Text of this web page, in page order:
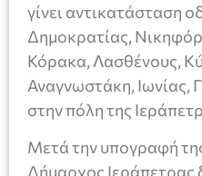
γίνει αντικατάσταση
Δημοκρατίας,
Κόρακα, Λασθένους,
Αναγνωστάκη, Ιωνίας,
στην πόλη της
Μετά την υπογραφή
Δήμαρχος